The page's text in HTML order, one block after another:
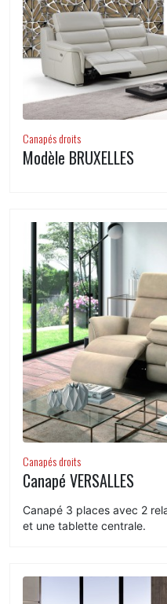
Canapés droits
Modèle BRUXELLES
Canapés droits
Canapé VERSALLES
Canapé 3 places avec 2
et une tablette centrale.